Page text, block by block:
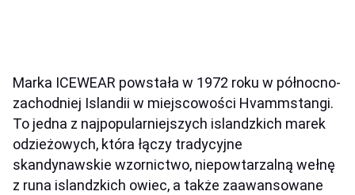
Marka ICEWEAR powstała w 1972 roku w północno-
zachodniej Islandii w miejscowości Hvammstangi.
To jedna z najpopularniejszych islandzkich marek
odzieżowych, która łączy tradycyjne
skandynawskie wzornictwo, niepowtarzalną wełnę
z runa islandzkich owiec, a także zaawansowane